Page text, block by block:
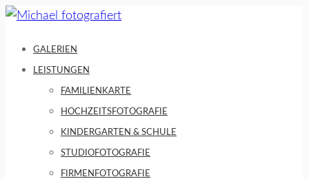
Skip
content
GALERIEN
LEISTUNGEN
FAMILIENKARTE
HOCHZEITSFOTOGRAFIE
KINDERGARTEN & SCHULE
STUDIOFOTOGRAFIE
FIRMENFOTOGRAFIE